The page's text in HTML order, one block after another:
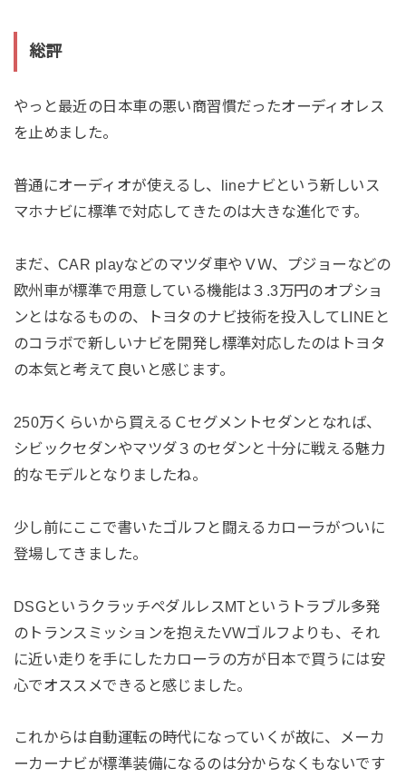
総評
やっと最近の日本車の悪い商習慣だったオーディオレス
を止めました。
普通にオーディオが使えるし、lineナビという新しいス
マホナビに標準で対応してきたのは大きな進化です。
まだ、CAR playなどのマツダ車やＶＷ、プジョーなどの
欧州車が標準で用意している機能は３.3万円のオプショ
ンとはなるものの、トヨタのナビ技術を投入してLINEと
のコラボで新しいナビを開発し標準対応したのはトヨタ
の本気と考えて良いと感じます。
250万くらいから買えるＣセグメントセダンとなれば、
シビックセダンやマツダ３のセダンと十分に戦える魅力
的なモデルとなりましたね。
少し前にここで書いたゴルフと闘えるカローラがついに
登場してきました。
DSGというクラッチペダルレスMTというトラブル多発
のトランスミッションを抱えたVWゴルフよりも、それ
に近い走りを手にしたカローラの方が日本で買うには安
心でオススメできると感じました。
これからは自動運転の時代になっていくが故に、メーカ
ーカーナビが標準装備になるのは分からなくもないです